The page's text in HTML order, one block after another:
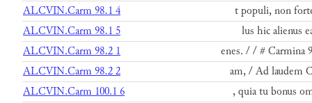
ALCVIN.Carm 98.1 4
t populi, non
ALCVIN.Carm 98.1 5
lus hic alienus
ALCVIN.Carm 98.2 1
enes. / / # Carmina
ALCVIN.Carm 98.2 2
am, / Ad laudem
ALCVIN.Carm 100.1 6
, quia tu bonus